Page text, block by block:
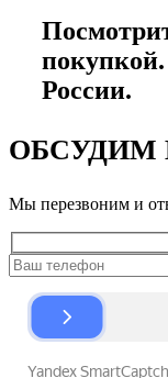
России.
ОБСУДИМ
Мы перезвоним и